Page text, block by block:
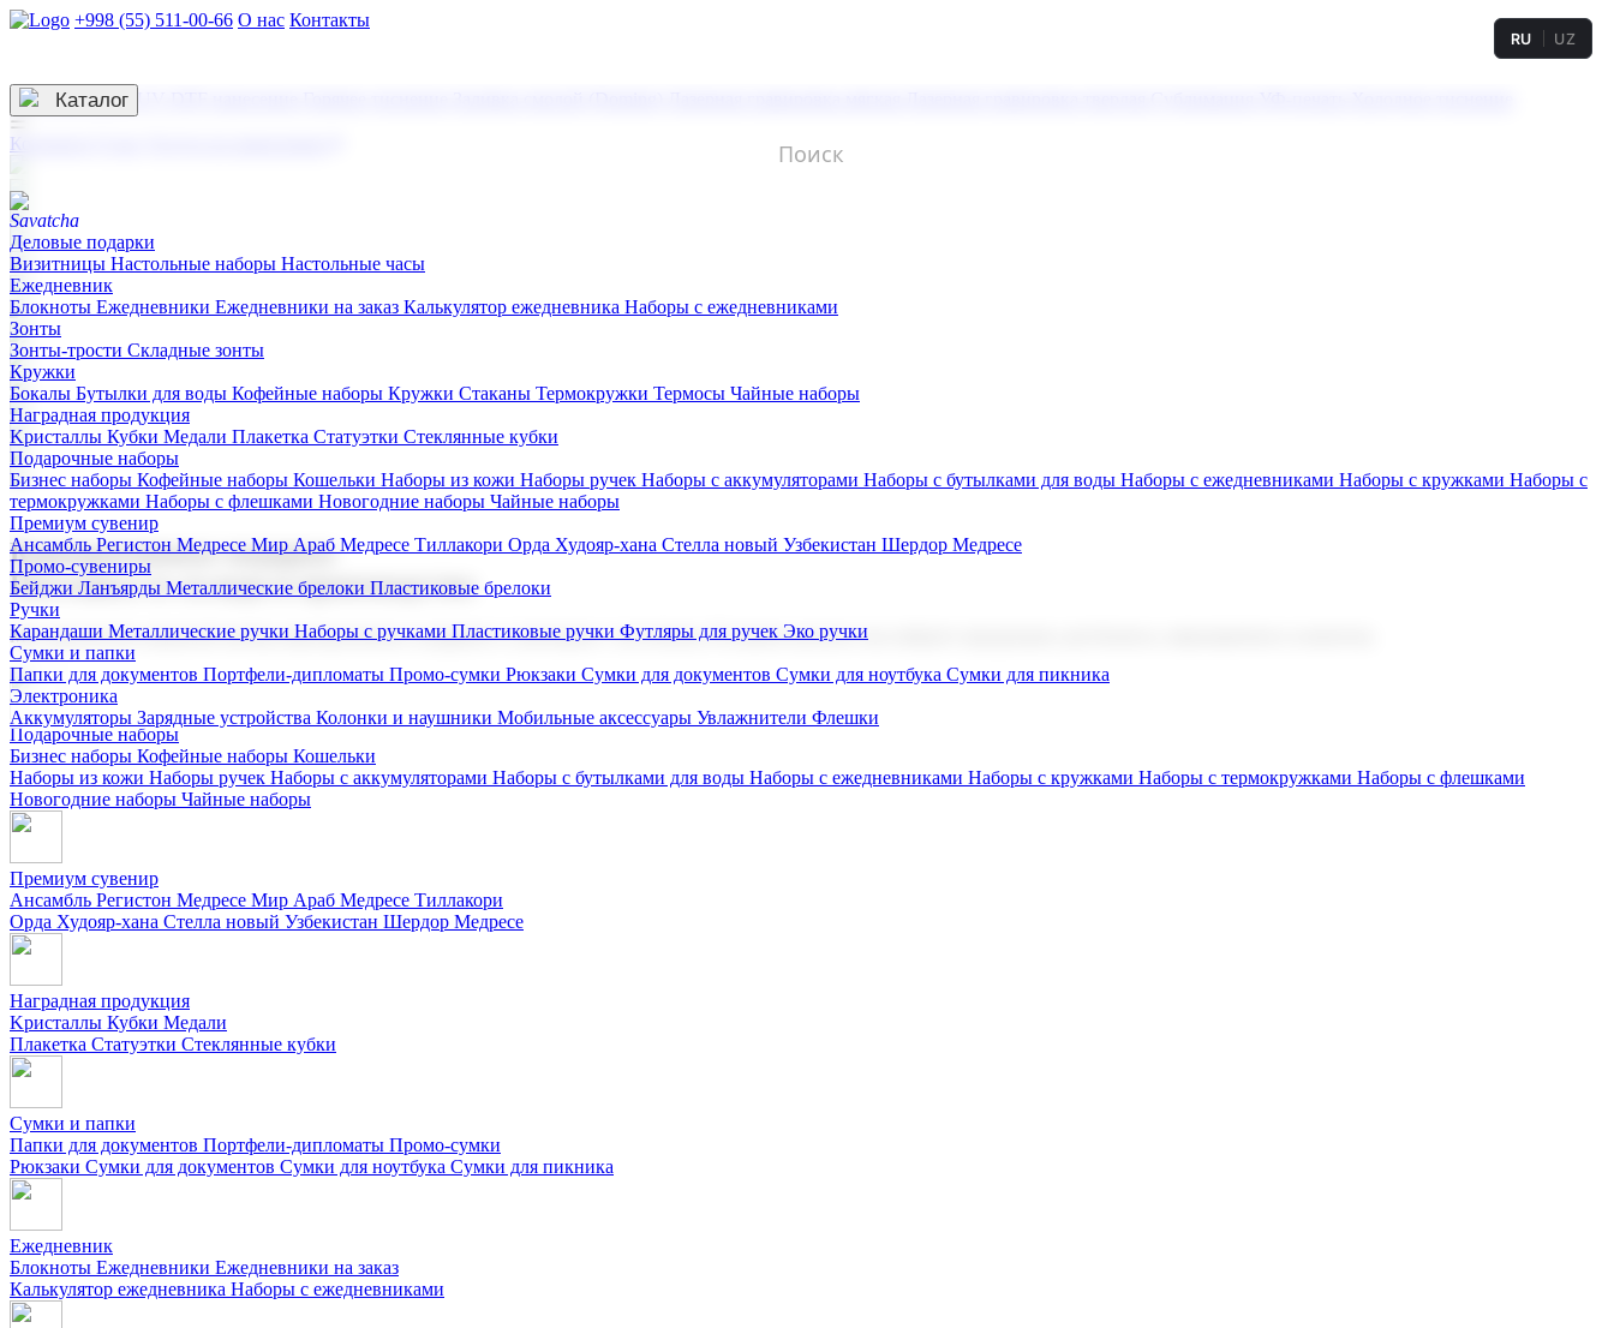
+998 (55) 511-00-66 О нас Контакты
3D гравировка
RU UZ
☰
Контакты
Каталог
Деловые подарки
Визитницы Настольные наборы Настольные часы
Ежедневник
Блокноты Ежедневники Ежедневники на заказ Калькулятор ежедневника Наборы с ежедневниками
Зонты
Зонты-трости Складные зонты
Кружки
Бокалы Бутылки для воды Кофейные наборы Кружки Стаканы Термокружки Термосы Чайные наборы
Наградная продукция
Kристаллы Кубки Медали Плакетка Статуэтки Стеклянные кубки
Подарочные наборы
Бизнес наборы Кофейные наборы Кошельки Наборы из кожи Наборы ручек Наборы с аккумуляторами Наборы с бутылками для воды Наборы с ежедневниками Наборы с кружками Наборы с
термокружками Наборы с флешками Новогодние наборы Чайные наборы
Премиум сувенир
Ансамбль Регистон Медресе Мир Араб Медресе Тиллакори Орда Худояр-хана Стелла новый Узбекистан Шердор Медресе
Промо-сувениры
Бейджи Ланъярды Металлические брелоки Пластиковые брелоки
Ручки
Карандаши Металлические ручки Наборы с ручками Пластиковые ручки Футляры для ручек Эко ручки
Сумки и папки
Папки для документов Портфели-дипломаты Промо-сумки Рюкзаки Сумки для документов Сумки для ноутбука Сумки для пикника
Электроника
Аккумуляторы Зарядные устройства Колонки и наушники Мобильные аксессуары Увлажнители Флешки
Корпоративные подарки
Поставка со склада и производство
Мы предлагаем широкий выбор корпоративных подарков и сувениров с логотипом. В нашем каталоге вы найдете продукцию для бизнеса, мероприятия и клиентов.
Подарочные наборы
Бизнес наборы Кофейные наборы Кошельки
Наборы из кожи Наборы ручек Наборы с аккумуляторами Наборы с бутылками для воды Наборы с ежедневниками Наборы с кружками Наборы с термокружками Наборы с флешками
Новогодние наборы Чайные наборы
Премиум сувенир
Ансамбль Регистон Медресе Мир Араб Медресе Тиллакори
Орда Худояр-хана Стелла новый Узбекистан Шердор Медресе
Наградная продукция
Kристаллы Кубки Медали
Плакетка Статуэтки Стеклянные кубки
Сумки и папки
Папки для документов Портфели-дипломаты Промо-сумки
Рюкзаки Сумки для документов Сумки для ноутбука Сумки для пикника
Ежедневник
Блокноты Ежедневники Ежедневники на заказ
Калькулятор ежедневника Наборы с ежедневниками